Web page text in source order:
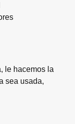
le hacemos la
sea usada,